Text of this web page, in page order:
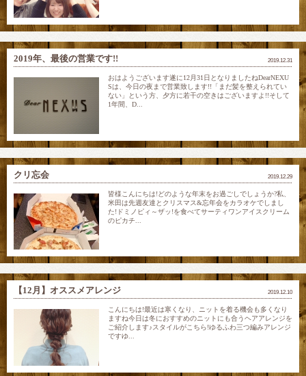
2019.12.31
2019年、最後の営業です!!
おはようございます遂に12月31日となりましたねDearNEXU
Sは、今日の夜まで営業致します!!「まだ髪を整えられてい
ない」という方、夕方に若干の空きはございますよ!!そして
1年間、D...
2019.12.29
クリ忘会
皆様こんにちは!どのような年末をお過ごしでしょうか?私、
米田は先週友達とクリスマス&忘年会をカラオケでしまし
た!ドミノピィ～ザッ!を食べてサーティワンアイスクリーム
のピカチ...
2019.12.10
【12月】オススメアレンジ
こんにちは!最近は寒くなり、ニットを着る機会も多くなり
ますね今日は冬におすすめのニットにも合うヘアアレンジを
ご紹介します♪スタイルがこちら!ゆるふわ三つ編みアレンジ
ですゆ...